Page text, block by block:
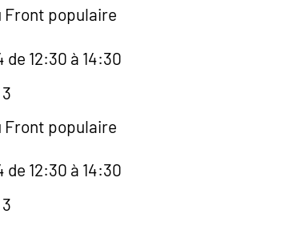
Front populaire
12:30 à 14:30
Front populaire
12:30 à 14:30